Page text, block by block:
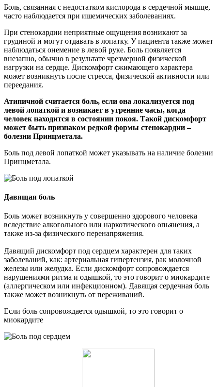
Боль, связанная с недостатком кислорода в сердечной мышце,
часто наблюдается при ишемических заболеваниях.
При стенокардии неприятные ощущения возникают за
грудиной и могут отдавать в лопатку. У пациента также может
наблюдаться онемение в левой руке. Боль появляется
внезапно, обычно в результате чрезмерной физической
нагрузки на сердце. Дискомфорт сжимающего характера
может возникнуть после стресса, физической активности или
переедания.
Атипичной считается боль, если она локализуется под
левой лопаткой и возникает в утренние часы, когда
человек находится в состоянии покоя. Такой дискомфорт
может быть признаком редкой формы стенокардии –
болезни Принцметала.
Боль под левой лопаткой может указывать на наличие болезни
Принцметала.
Давящая боль
Боль может возникнуть у совершенно здорового человека
вследствие алкогольного или наркотического опьянения, а
также из-за физического перенапряжения.
Давящий дискомфорт под сердцем характерен для таких
заболеваний, как: артериальная гипертензия, рак молочной
железы или желудка. Если дискомфорт сопровождается
нарушениями ритма и одышкой, то это говорит о миокардите
(аллергическом или инфекционном). Давящая сердечная боль
также может возникнуть от переживаний.
Если боль сопровождается одышкой, то это говорит о
миокардите